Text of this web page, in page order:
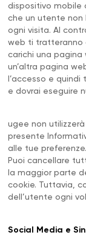
dispositivo mobile
che un utente non
ogni visita. Al
web ti tratteranno
carichi una pagina
un’altra pagina
l’accesso e
e dovrai eseguire
ugee non
presente
alle tue
Puoi cancellare
la maggior parte
cookie. Tuttavia,
dell’utente ogni
Social Media e